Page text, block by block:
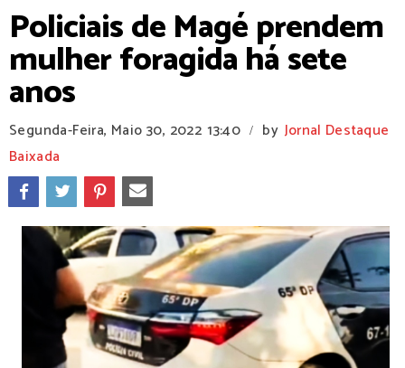
Policiais de Magé prendem
mulher foragida há sete
anos
Segunda-Feira, Maio 30, 2022 13:40 / by Jornal Destaque
Baixada